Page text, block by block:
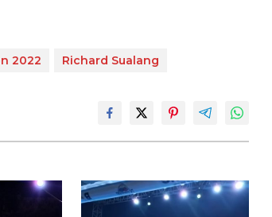
2022 Richard Sualang